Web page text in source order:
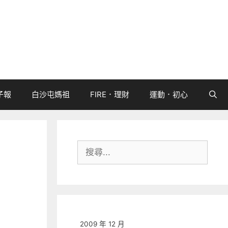
報 白沙屯媽祖 FIRE．理財 運動．初心
尋:
2009 年 12 月